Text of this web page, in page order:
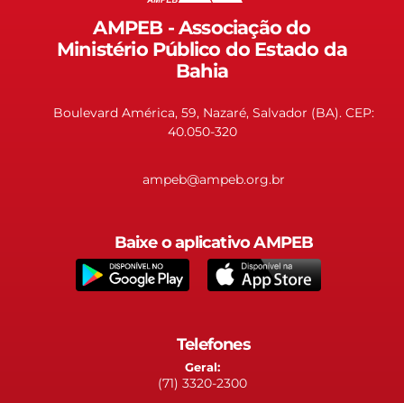
AMPEB - Associação do
Ministério Público do Estado da
Bahia
Boulevard América, 59, Nazaré, Salvador (BA). CEP:
40.050-320
ampeb@ampeb.org.br
Baixe o aplicativo AMPEB
Telefones
Geral:
(71) 3320-2300